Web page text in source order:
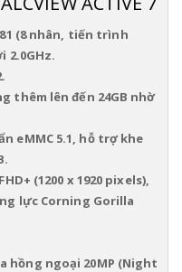
(8 nhân, tiến trình
2.0GHz.
thêm lên đến 24GB nhờ
eMMC 5.1, hỗ trợ khe
(1200 x 1920 pixels),
lực Corning Gorilla
hồng ngoại 20MP (Night